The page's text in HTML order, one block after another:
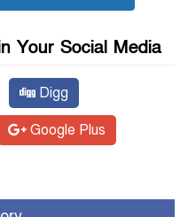
Your Social Media
Digg
Google Plus